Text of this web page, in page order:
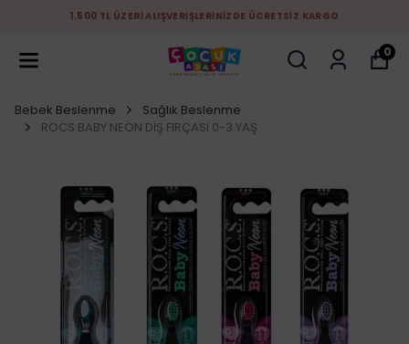
1.500 TL ÜZERİ ALIŞVERİŞLERİNİZDE ÜCRETSİZ KARGO
0
Bebek Beslenme
Sağlık Beslenme
ROCS BABY NEON DİŞ FIRÇASI 0-3 YAŞ